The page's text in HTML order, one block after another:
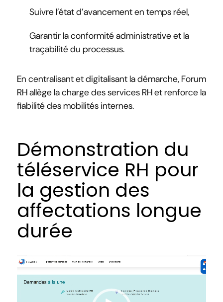
Suivre l’état d’avancement en temps réel,
Garantir la conformité administrative et la
traçabilité du processus.
En centralisant et digitalisant la démarche, Forum
RH allège la charge des services RH et renforce la
fiabilité des mobilités internes.
Démonstration du
téléservice RH pour
la gestion des
affectations longue
durée